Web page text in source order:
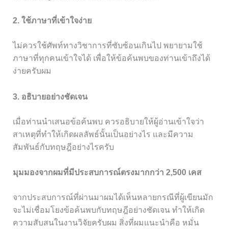
2. ใช้ภาษาที่เข้าใจง่าย
ไม่ควรใช้ศัพท์ทางวิชาการที่ซับซ้อนเกินไป พยายามใช้
ภาษาที่ทุกคนเข้าใจได้ เพื่อให้ข้อค้นพบของท่านเข้าถึงได้
ง่ายครับผม
3. อธิบายอย่างชัดเจน
เมื่อท่านนำเสนอข้อค้นพบ ควรอธิบายให้ผู้อ่านเข้าใจว่า
สาเหตุที่ทำให้เกิดผลลัพธ์นั้นเป็นอย่างไร และมีความ
สัมพันธ์กับทฤษฎีอย่างไรครับ
มุมมองจากผมที่มีประสบการณ์ตรงมากกว่า 2,500 เคส
จากประสบการณ์ที่ผ่านมาผมได้เห็นหลายกรณีที่ผู้เขียนมัก
จะไม่เชื่อมโยงข้อค้นพบกับทฤษฎีอย่างชัดเจน ทำให้เกิด
ความสับสนในงานวิจัยครับผม สิ่งที่ผมแนะนำคือ หมั่น